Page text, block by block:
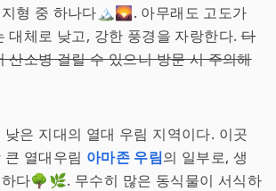
지형 중 하나다🏔️🌄. 아무래도 고도가
대체로 낮고, 강한 풍경을 자랑한다.다
산소병 걸릴 수 있으니 방문 시 주의해
낮은 지대의 열대 우림 지역이다. 이곳
열대우림 아마존 우림의 일부로, 생
다🌳🌿. 무수히 많은 동식물이 서식하